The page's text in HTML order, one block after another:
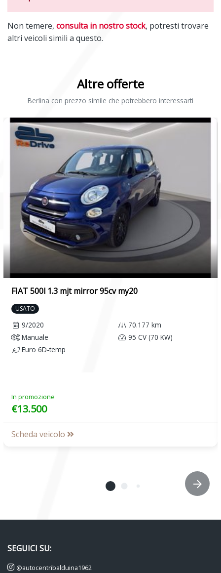
Non temere, consulta in nostro stock, potresti trovare
altri veicoli simili a questo.
Altre offerte
Berlina con prezzo simile che potrebbero interessarti
FIAT 500l 1.3 mjt mirror 95cv my20
USATO
9/2020
70.177 km
Manuale
95 CV (70 KW)
Euro 6D-temp
In promozione
€13.500
Scheda veicolo
SEGUICI SU:
@autocentribalduina1962